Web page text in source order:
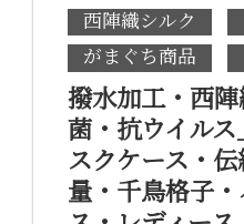
西陣織シルク
がまぐち商品
撥水加工・西
菌・抗ウイル
スクケース・
量・千鳥格子